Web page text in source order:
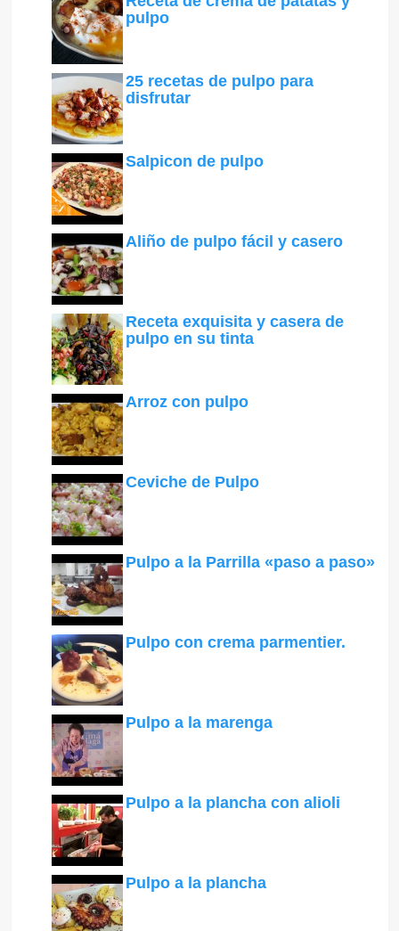
pulpo
25 recetas de pulpo para
disfrutar
Salpicon de pulpo
Aliño de pulpo fácil y casero
Receta exquisita y casera de
pulpo en su tinta
Arroz con pulpo
Ceviche de Pulpo
Pulpo a la Parrilla «paso a paso»
Pulpo con crema parmentier.
Pulpo a la marenga
Pulpo a la plancha con alioli
Pulpo a la plancha